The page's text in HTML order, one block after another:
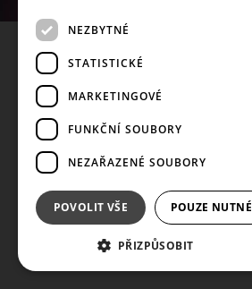
NEZBYTNÉ
STATISTICKÉ
MARKETINGOVÉ
FUNKČNÍ SOUBORY
NEZAŘAZENÉ SOUBORY
POVOLIT VŠE POUZE NUTNÉ
PŘIZPŮSOBIT